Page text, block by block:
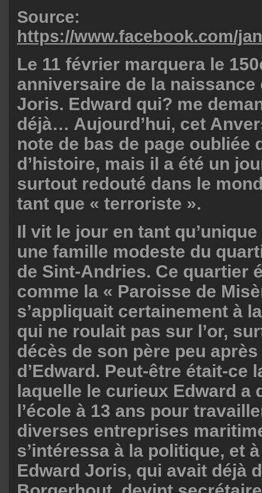
Source:
https://www.facebook.com/
Le 11 février marquera le
anniversaire de la naissance
Joris. Edward qui? me
déjà… Aujourd’hui, cet
note de bas de page oubliée
d’histoire, mais il a été un
surtout redouté dans le
tant que « terroriste ».
Il vit le jour en tant
une famille modeste du
de Sint-Andries. Ce quartier
comme la « Paroisse de
s’appliquait certainement à
qui ne roulait pas sur l’or,
décès de son père peu
d’Edward. Peut-être était-ce
laquelle le curieux Edward a
l’école à 13 ans pour
diverses entreprises
s’intéressa à la politique, et
Edward Joris, qui avait déjà